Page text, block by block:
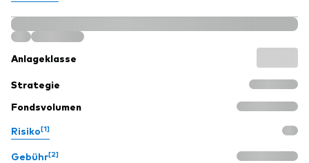
Anlageklasse
Strategie
Fondsvolumen
Risiko[1]
Gebühr[2]